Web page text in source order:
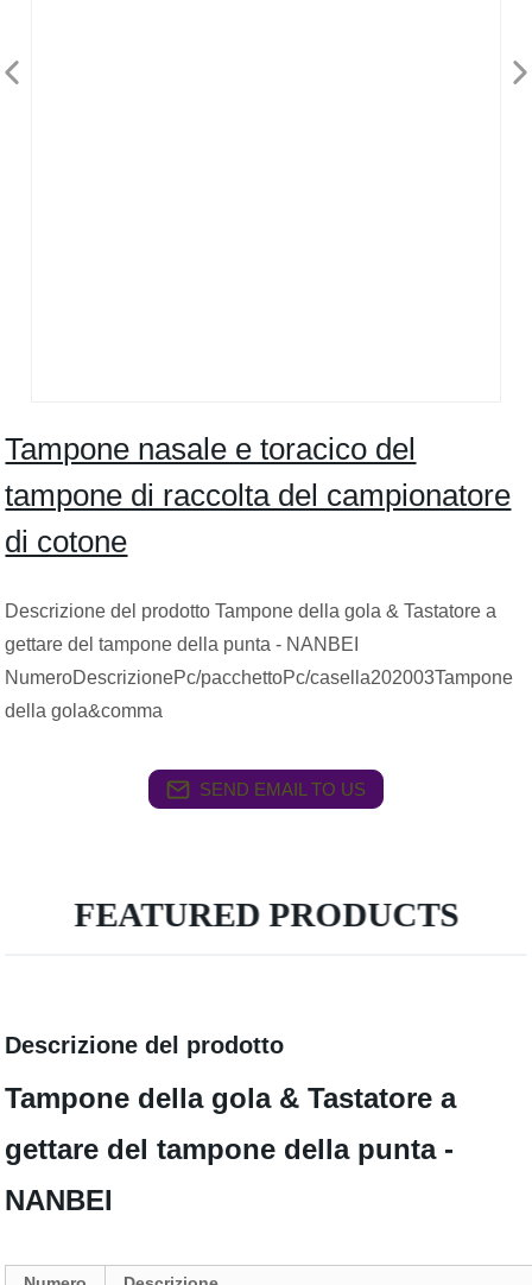
Tampone nasale e toracico del
tampone di raccolta del campionatore
di cotone
Descrizione del prodotto Tampone della gola & Tastatore a
gettare del tampone della punta - NANBEI
NumeroDescrizionePc/pacchettoPc/casella202003Tampone
della gola&comma
SEND EMAIL TO US
FEATURED PRODUCTS
Descrizione del prodotto
Tampone della gola & Tastatore a
gettare del tampone della punta -
NANBEI